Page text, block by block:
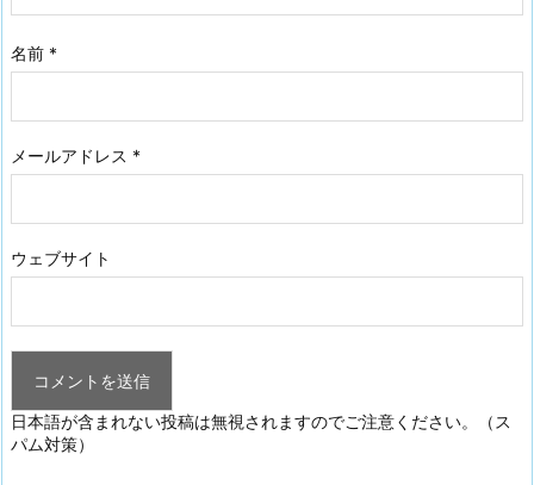
名前 *
メールアドレス *
ウェブサイト
日本語が含まれない投稿は無視されますのでご注意ください。（ス
パム対策）